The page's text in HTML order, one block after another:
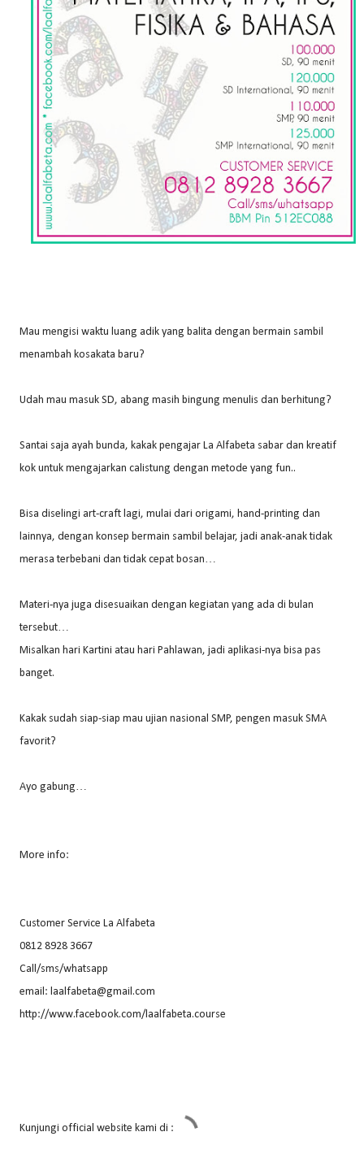
Mau mengisi waktu luang adik yang balita dengan bermain sambil
menambah kosakata baru?
Udah mau masuk SD, abang masih bingung menulis dan berhitung?
Santai saja ayah bunda, kakak pengajar La Alfabeta sabar dan kreatif
kok untuk mengajarkan calistung dengan metode yang fun..
Bisa diselingi art-craft lagi, mulai dari origami, hand-printing dan
lainnya, dengan konsep bermain sambil belajar, jadi anak-anak tidak
merasa terbebani dan tidak cepat bosan…
Materi-nya juga disesuaikan dengan kegiatan yang ada di bulan
tersebut…
Misalkan hari Kartini atau hari Pahlawan, jadi aplikasi-nya bisa pas
banget.
Kakak sudah siap-siap mau ujian nasional SMP, pengen masuk SMA
favorit?
Ayo gabung…
More info:
Customer Service La Alfabeta
0812 8928 3667
Call/sms/whatsapp
email: laalfabeta@gmail.com
http://www.facebook.com/laalfabeta.course
Kunjungi official website kami di :